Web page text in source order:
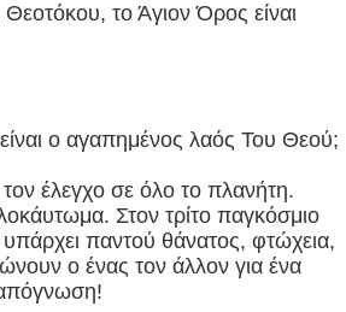
το Άγιον Όρος είναι
ο αγαπημένος λαός Του Θεού;
έλεγχο σε όλο το πλανήτη.
Στον τρίτο παγκόσμιο
παντού θάνατος, φτώχεια,
ο ένας τον άλλον για ένα
απόγνωση!